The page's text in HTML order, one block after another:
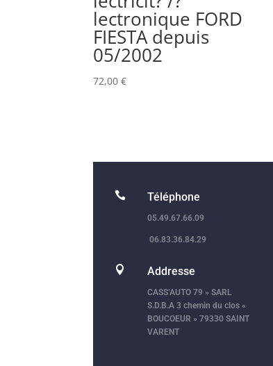
lectronique FORD
FIESTA depuis
05/2002
72,00€
 Téléphone
05.49.67.66.09
06.83.36.84.29
 Addresse
CASS’AUTO 79 » SARL
S.D.B.A 3 chemin du clos «
BOUCOEUR » 79330 SAINT
VARENT